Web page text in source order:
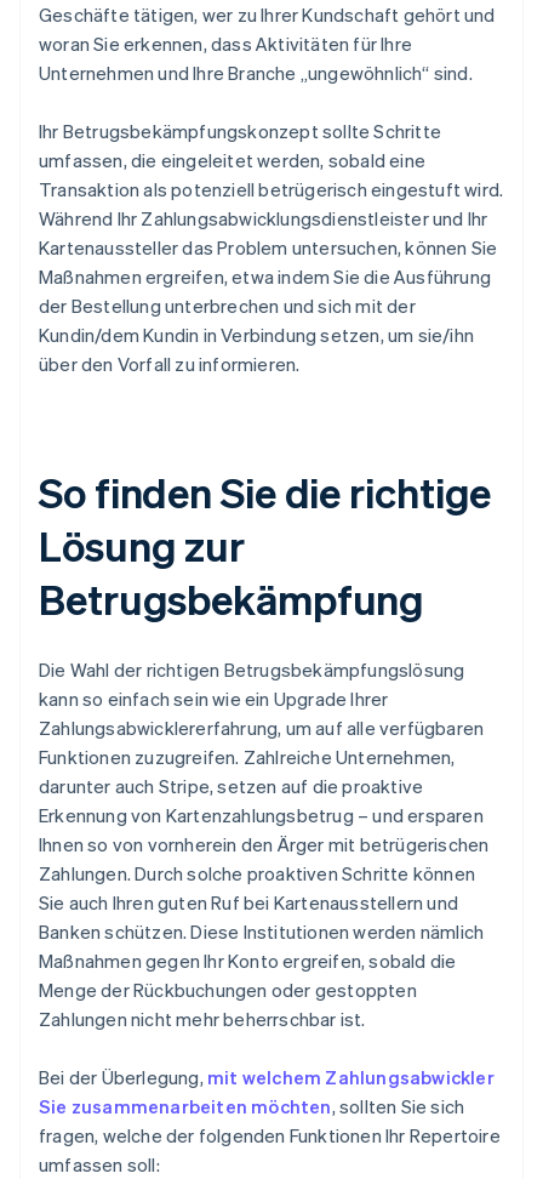
Geschäfte tätigen, wer zu Ihrer Kundschaft gehört und
woran Sie erkennen, dass Aktivitäten für Ihre
Unternehmen und Ihre Branche „ungewöhnlich“ sind.
Ihr Betrugsbekämpfungskonzept sollte Schritte
umfassen, die eingeleitet werden, sobald eine
Transaktion als potenziell betrügerisch eingestuft wird.
Während Ihr Zahlungsabwicklungsdienstleister und Ihr
Kartenaussteller das Problem untersuchen, können Sie
Maßnahmen ergreifen, etwa indem Sie die Ausführung
der Bestellung unterbrechen und sich mit der
Kundin/dem Kundin in Verbindung setzen, um sie/ihn
über den Vorfall zu informieren.
So finden Sie die richtige
Lösung zur
Betrugsbekämpfung
Die Wahl der richtigen Betrugsbekämpfungslösung
kann so einfach sein wie ein Upgrade Ihrer
Zahlungsabwicklererfahrung, um auf alle verfügbaren
Funktionen zuzugreifen. Zahlreiche Unternehmen,
darunter auch Stripe, setzen auf die proaktive
Erkennung von Kartenzahlungsbetrug – und ersparen
Ihnen so von vornherein den Ärger mit betrügerischen
Zahlungen. Durch solche proaktiven Schritte können
Sie auch Ihren guten Ruf bei Kartenausstellern und
Banken schützen. Diese Institutionen werden nämlich
Maßnahmen gegen Ihr Konto ergreifen, sobald die
Menge der Rückbuchungen oder gestoppten
Zahlungen nicht mehr beherrschbar ist.
Bei der Überlegung, mit welchem Zahlungsabwickler
Sie zusammenarbeiten möchten, sollten Sie sich
fragen, welche der folgenden Funktionen Ihr Repertoire
umfassen soll: